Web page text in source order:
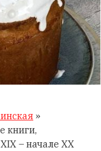
»
книги,
– начале XX